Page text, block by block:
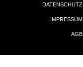
DATENSCHUTZ
IMPRESSUM
AGB